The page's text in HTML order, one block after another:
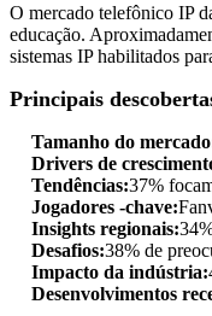
O mercado telefônico IP
educação.
sistemas IP habilitados
Principais
Tamanho do
Drivers de
Tendências:37%
Jogadores -chave:
Insights regionais:
Desafios:38% de
Impacto da indústria:
Desenvolvimentos